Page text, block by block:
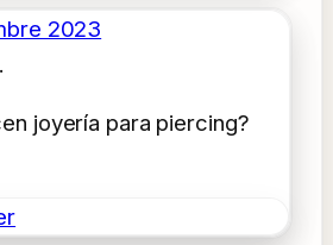
2023
joyería para piercing?